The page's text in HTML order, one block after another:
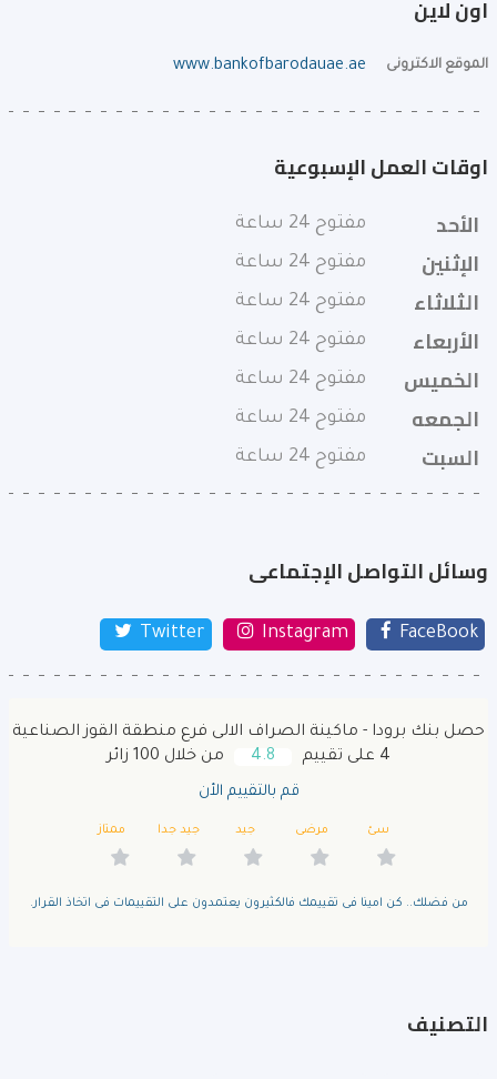
اون لاين
الموقع الاكترونى www.bankofbarodauae.ae
اوقات العمل الإسبوعية
الأحد
مفتوح 24 ساعة
الإثنين مفتوح 24 ساعة
الثلاثاء مفتوح 24 ساعة
الأربعاء مفتوح 24 ساعة
الخميس مفتوح 24 ساعة
الجمعه مفتوح 24 ساعة
السبت مفتوح 24 ساعة
وسائل التواصل الإجتماعى
FaceBook
Instagram
Twitter
حصل بنك برودا - ماكينة الصراف الالى فرع منطقة القوز الصناعية
4 على تقييم
4.8 من خلال 100 زائر
قم بالتقييم الأن
سئ مرضى جيد جيد جدا ممتاز
من فضلك.. كن امينا فى تقييمك فالكثيرون يعتمدون على التقييمات فى اتخاذ القرار.
التصنيف